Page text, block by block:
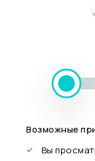
Возможные
Вы